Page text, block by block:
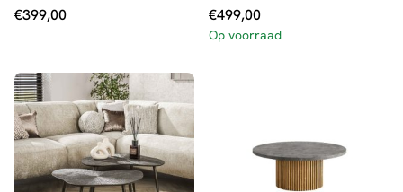
€399,00 €499,00
Op voorraad